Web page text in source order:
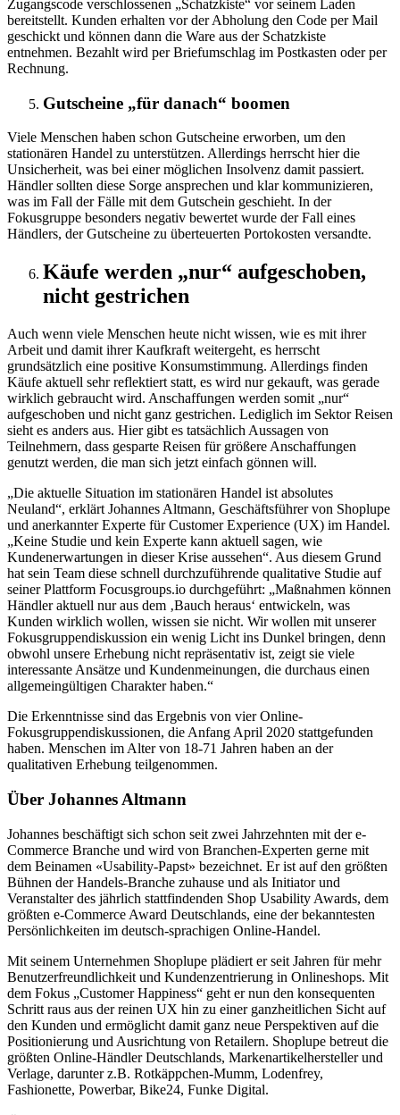
Zugangscode verschlossenen „Schatzkiste“ vor seinem Laden
bereitstellt. Kunden erhalten vor der Abholung den Code per Mail
geschickt und können dann die Ware aus der Schatzkiste
entnehmen. Bezahlt wird per Briefumschlag im Postkasten oder per
Rechnung.
Gutscheine „für danach“ boomen
Viele Menschen haben schon Gutscheine erworben, um den
stationären Handel zu unterstützen. Allerdings herrscht hier die
Unsicherheit, was bei einer möglichen Insolvenz damit passiert.
Händler sollten diese Sorge ansprechen und klar kommunizieren,
was im Fall der Fälle mit dem Gutschein geschieht. In der
Fokusgruppe besonders negativ bewertet wurde der Fall eines
Händlers, der Gutscheine zu überteuerten Portokosten versandte.
Käufe werden „nur“ aufgeschoben,
nicht gestrichen
Auch wenn viele Menschen heute nicht wissen, wie es mit ihrer
Arbeit und damit ihrer Kaufkraft weitergeht, es herrscht
grundsätzlich eine positive Konsumstimmung. Allerdings finden
Käufe aktuell sehr reflektiert statt, es wird nur gekauft, was gerade
wirklich gebraucht wird. Anschaffungen werden somit „nur“
aufgeschoben und nicht ganz gestrichen. Lediglich im Sektor Reisen
sieht es anders aus. Hier gibt es tatsächlich Aussagen von
Teilnehmern, dass gesparte Reisen für größere Anschaffungen
genutzt werden, die man sich jetzt einfach gönnen will.
„Die aktuelle Situation im stationären Handel ist absolutes
Neuland“, erklärt Johannes Altmann, Geschäftsführer von Shoplupe
und anerkannter Experte für Customer Experience (UX) im Handel.
„Keine Studie und kein Experte kann aktuell sagen, wie
Kundenerwartungen in dieser Krise aussehen“. Aus diesem Grund
hat sein Team diese schnell durchzuführende qualitative Studie auf
seiner Plattform Focusgroups.io durchgeführt: „Maßnahmen können
Händler aktuell nur aus dem ‚Bauch heraus‘ entwickeln, was
Kunden wirklich wollen, wissen sie nicht. Wir wollen mit unserer
Fokusgruppendiskussion ein wenig Licht ins Dunkel bringen, denn
obwohl unsere Erhebung nicht repräsentativ ist, zeigt sie viele
interessante Ansätze und Kundenmeinungen, die durchaus einen
allgemeingültigen Charakter haben.“
Die Erkenntnisse sind das Ergebnis von vier Online-
Fokusgruppendiskussionen, die Anfang April 2020 stattgefunden
haben. Menschen im Alter von 18-71 Jahren haben an der
qualitativen Erhebung teilgenommen.
Über Johannes Altmann
Johannes beschäftigt sich schon seit zwei Jahrzehnten mit der e-
Commerce Branche und wird von Branchen-Experten gerne mit
dem Beinamen «Usability-Papst» bezeichnet. Er ist auf den größten
Bühnen der Handels-Branche zuhause und als Initiator und
Veranstalter des jährlich stattfindenden Shop Usability Awards, dem
größten e-Commerce Award Deutschlands, eine der bekanntesten
Persönlichkeiten im deutsch-sprachigen Online-Handel.
Mit seinem Unternehmen Shoplupe plädiert er seit Jahren für mehr
Benutzerfreundlichkeit und Kundenzentrierung in Onlineshops. Mit
dem Fokus „Customer Happiness“ geht er nun den konsequenten
Schritt raus aus der reinen UX hin zu einer ganzheitlichen Sicht auf
den Kunden und ermöglicht damit ganz neue Perspektiven auf die
Positionierung und Ausrichtung von Retailern. Shoplupe betreut die
größten Online-Händler Deutschlands, Markenartikelhersteller und
Verlage, darunter z.B. Rotkäppchen-Mumm, Lodenfrey,
Fashionette, Powerbar, Bike24, Funke Digital.